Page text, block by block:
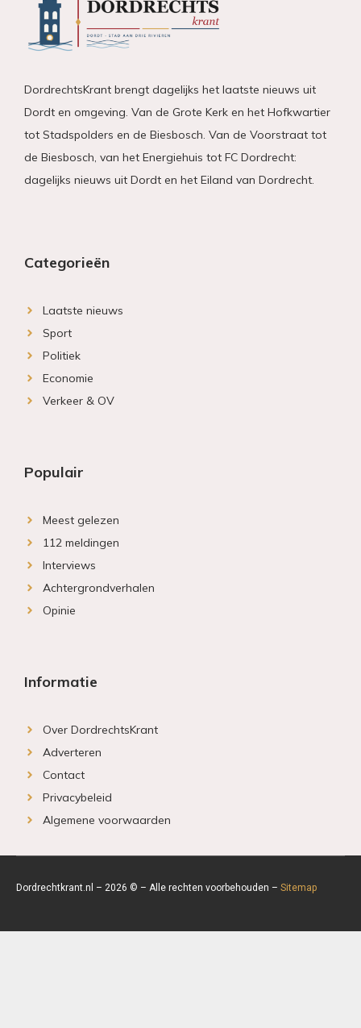
DordrechtsKrant brengt dagelijks het laatste nieuws uit
Dordt en omgeving. Van de Grote Kerk en het Hofkwartier
tot Stadspolders en de Biesbosch. Van de Voorstraat tot
de Biesbosch, van het Energiehuis tot FC Dordrecht:
dagelijks nieuws uit Dordt en het Eiland van Dordrecht.
Categorieën
Laatste nieuws
Sport
Politiek
Economie
Verkeer & OV
Populair
Meest gelezen
112 meldingen
Interviews
Achtergrondverhalen
Opinie
Informatie
Over DordrechtsKrant
Adverteren
Contact
Privacybeleid
Algemene voorwaarden
Dordrechtkrant.nl – 2026 © – Alle rechten voorbehouden – Sitemap